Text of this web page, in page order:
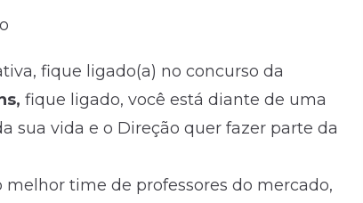
fique ligado(a) no concurso da
fique ligado, você está diante de uma
sua vida e o Direção quer fazer parte da
melhor time de professores do mercado,